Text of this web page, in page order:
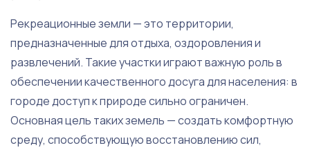
Рекреационные земли — это территории,
предназначенные для отдыха, оздоровления и
развлечений. Такие участки играют важную роль в
обеспечении качественного досуга для населения: в
городе доступ к природе сильно ограничен.
Основная цель таких земель — создать комфортную
среду, способствующую восстановлению сил,